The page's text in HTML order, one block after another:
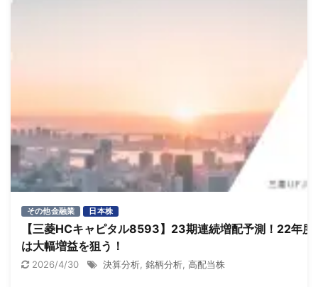
その他金融業 日本株
【三菱HCキャピタル8593】23期連続増配予測！22年度
は大幅増益を狙う！
2026/4/30 決算分析 銘柄分析 高配当株